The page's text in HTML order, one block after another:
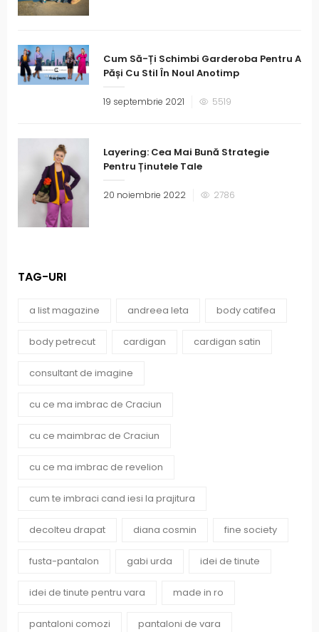
Cum Să-Ți Schimbi Garderoba Pentru A
Păși Cu Stil În Noul Anotimp
19 septembrie 2021 5519
Layering: Cea Mai Bună Strategie
Pentru Ținutele Tale
20 noiembrie 2022 2786
TAG-URI
a list magazine andreea leta body catifea
body petrecut cardigan cardigan satin
consultant de imagine
cu ce ma imbrac de Craciun
cu ce maimbrac de Craciun
cu ce ma imbrac de revelion
cum te imbraci cand iesi la prajitura
decolteu drapat diana cosmin fine society
fusta-pantalon gabi urda idei de tinute
idei de tinute pentru vara made in ro
pantaloni comozi pantaloni de vara